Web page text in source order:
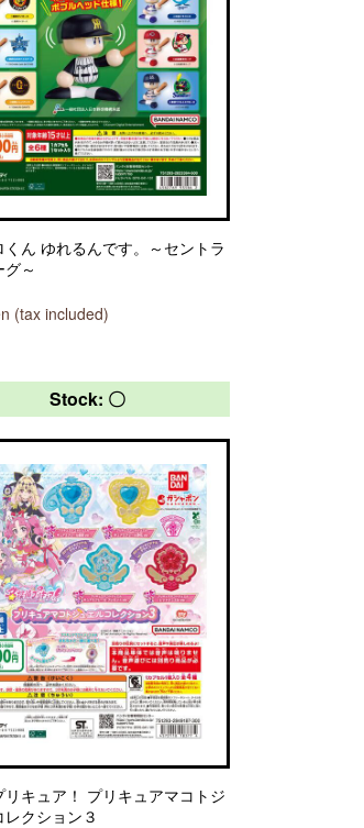
くん ゆれるんです。～セントラ
～
(tax included)
Stock: 〇
リキュア！ プリキュアマコトジ
レクション３